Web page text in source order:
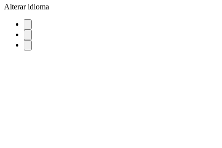
Alterar idioma